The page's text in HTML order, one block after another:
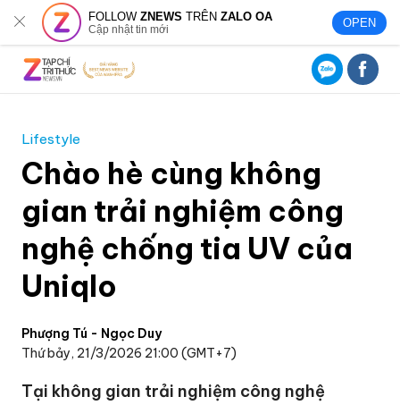
FOLLOWZNEWS TRÊNZALO OA
Cập nhật tin mới OPEN
Lifestyle
Chào hè cùng không
gian trải nghiệm công
nghệ chống tia UV của
Uniqlo
Phượng Tú - Ngọc Duy
Thứ bảy, 21/3/2026 21:00 (GMT+7)
Tại không gian trải nghiệm công nghệ